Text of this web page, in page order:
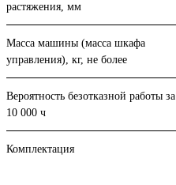
растяжения, мм
Масса машины (масса шкафа
управления), кг, не более
Вероятность безотказной работы за
10 000 ч
Комплектация